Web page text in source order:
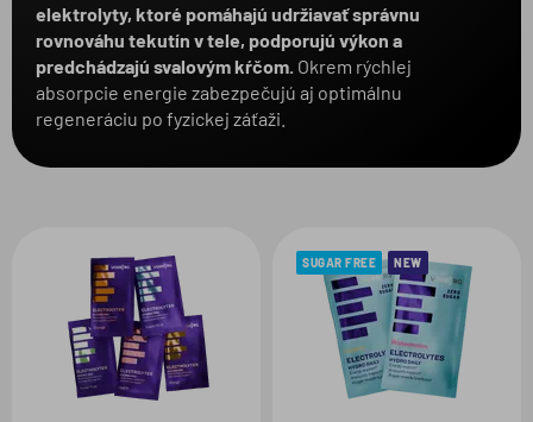
elektrolyty, ktoré pomáhajú udržiavať správnu
rovnováhu tekutín v tele, podporujú výkon a
predchádzajú svalovým kŕčom. Okrem rýchlej
absorpcie energie zabezpečujú aj optimálnu
regeneráciu po fyzickej záťaži.
SUGAR FREE NEW